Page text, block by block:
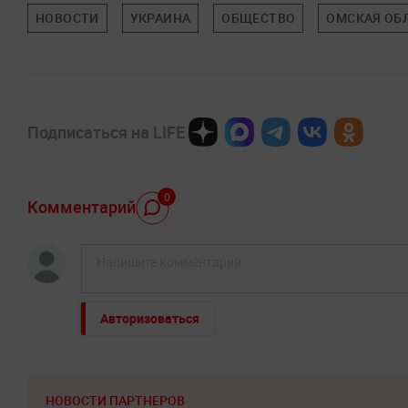
НОВОСТИ УКРАИНА ОБЩЕСТВО ОМСКАЯ
Подписаться на LIFE
Комментарий 0
Авторизоваться
НОВОСТИ ПАРТНЕРОВ